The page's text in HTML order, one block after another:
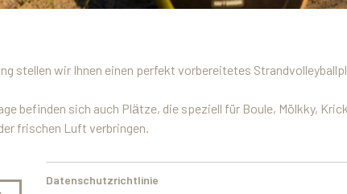
stellen wir Ihnen einen perfekt vorbereitetes
befinden sich auch Plӓtze, die speziell für Boule, Mölkky,
frischen Luft verbringen.
Datenschutzrichtlinie